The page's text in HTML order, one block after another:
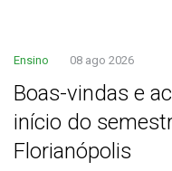
Ensino 08 ago 2026
Boas-vindas e
início do
Florianópolis